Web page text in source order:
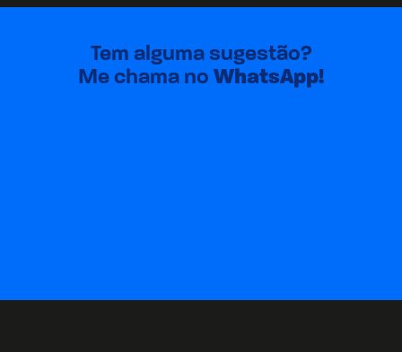
Tem alguma sugestão?
Me chama no WhatsApp!